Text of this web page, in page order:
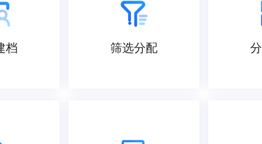
档 筛选分配